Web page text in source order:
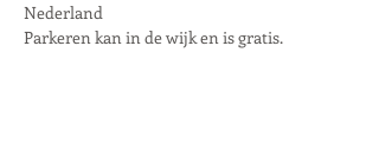
Nederland
Parkeren kan in de wijk en is gratis.